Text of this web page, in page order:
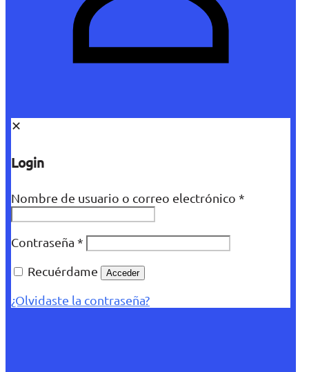
✕
Login
Nombre de usuario o correo electrónico *
Contraseña *
Recuérdame
Acceder
¿Olvidaste la contraseña?